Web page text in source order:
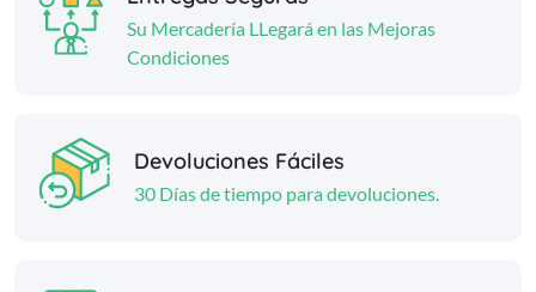
Su Mercadería LLegará en las Mejoras
Condiciones
Devoluciones Fáciles
30 Días de tiempo para devoluciones.